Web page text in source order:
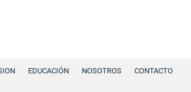
EDUCACIÓN NOSOTROS CONTACTO